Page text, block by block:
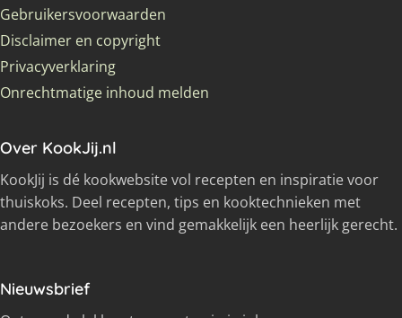
Gebruikersvoorwaarden
Disclaimer en copyright
Privacyverklaring
Onrechtmatige inhoud melden
Over KookJij.nl
KookJij is dé kookwebsite vol recepten en inspiratie voor
thuiskoks. Deel recepten, tips en kooktechnieken met
andere bezoekers en vind gemakkelijk een heerlijk gerecht.
Nieuwsbrief